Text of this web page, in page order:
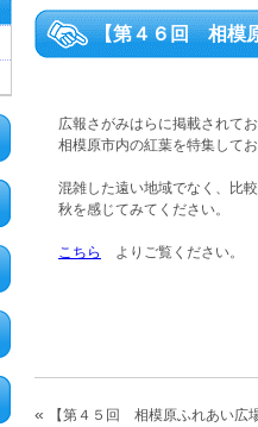
【第４６回 相模
広報さがみはらに掲載されて
相模原市内の紅葉を特集して
混雑した遠い地域でなく、比
秋を感じてみてください。
こちら よりご覧ください。
« 【第４５回 相模原ふれあい